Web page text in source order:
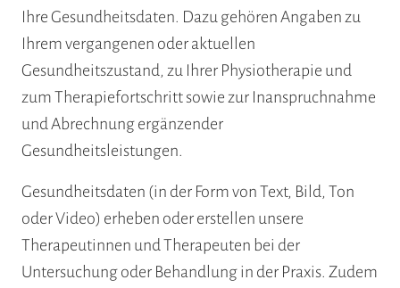
Ihre Gesundheitsdaten. Dazu gehören Angaben zu
Ihrem vergangenen oder aktuellen
Gesundheitszustand, zu Ihrer Physiotherapie und
zum Therapiefortschritt sowie zur Inanspruchnahme
und Abrechnung ergänzender
Gesundheitsleistungen.
Gesundheitsdaten (in der Form von Text, Bild, Ton
oder Video) erheben oder erstellen unsere
Therapeutinnen und Therapeuten bei der
Untersuchung oder Behandlung in der Praxis. Zudem